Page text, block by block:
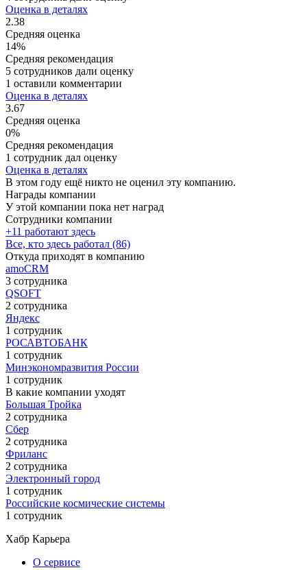
Оценка в деталях
2.38
Средняя оценка
14%
Средняя рекомендация
5 сотрудников дали оценку
1 оставили комментарии
Оценка в деталях
3.67
Средняя оценка
0%
Средняя рекомендация
1 сотрудник дал оценку
Оценка в деталях
В этом году ещё никто не оценил эту компанию.
Награды компании
У этой компании пока нет наград
Сотрудники компании
+11 работают здесь
Все, кто здесь работал (86)
Откуда приходят в компанию
amoCRM
3 сотрудника
QSOFT
2 сотрудника
Яндекс
1 сотрудник
РОСАВТОБАНК
1 сотрудник
Минэкономразвития России
1 сотрудник
В какие компании уходят
Большая Тройка
2 сотрудника
Сбер
2 сотрудника
Фриланс
2 сотрудника
Электронный город
1 сотрудник
Российские космические системы
1 сотрудник
Хабр Карьера
О сервисе